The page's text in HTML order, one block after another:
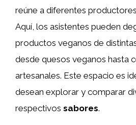
reúne a diferentes
Aquí, los asistentes pueden
productos veganos de
desde quesos veganos hasta
artesanales. Este espacio es
desean explorar y comparar
respectivos sabores.